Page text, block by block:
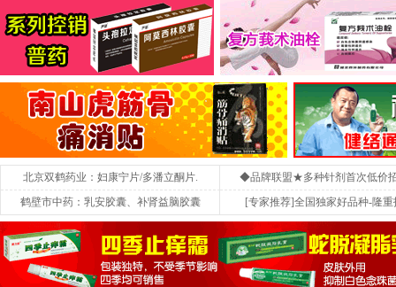
北京双鹤药业：妇康宁片/多潘立酮片.
鹤壁市中药：乳安胶囊、补肾益脑胶囊
◆品牌联盟★多种针剂首次低价
[专家推荐]全国独家好品种-隆重